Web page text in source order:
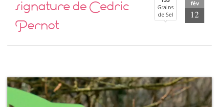
signature de Cedric
Pernot
Grains
de Sel
fév
12